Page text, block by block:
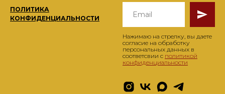
ПОЛИТИКА
КОНФИДЕНЦИАЛЬНОСТИ
Нажимаю на стрелку, вы даете
согласие на обработку
персональных данных в
соответсвии с политикой
конфиденциальности